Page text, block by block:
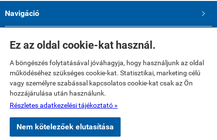
Ez az oldal cookie-kat használ.
A böngészés folytatásával jóváhagyja, hogy használjunk az oldal
működéséhez szükséges cookie-kat. Statisztikai, marketing célú
vagy személyre szabással kapcsolatos cookie-kat csak az Ön
hozzájárulása után használunk.
Részletes adatkezelési tájékoztató »
Nem kötelezőek elutasítása
Navigáció 
Elérhetőségek
Paku Andrea ev.
2234 Maglód, Dózsa György utca 39
Telefon: 06 20 321 23 77
E-mail: textilshop1@gmail.com